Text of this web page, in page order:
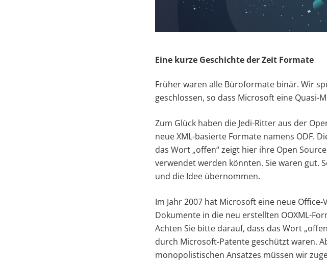
Eine kurze Geschichte derZeit Formate
Früher waren alle Büroformate binär. Wir
geschlossen, so dass Microsoft eine
Zum Glück haben die Jedi-Ritter aus der
neue XML-basierte Formate namens ODF.
das Wort „offen“ zeigt hier ihre Open
verwendet werden könnten. Sie waren gut.
und die Idee übernommen.
Im Jahr 2007 hat Microsoft eine neue
Dokumente in die neu erstellten OOXML-
Achten Sie bitte darauf, dass das Wort
durch Microsoft-Patente geschützt waren.
monopolistischen Ansatzes müssen wir